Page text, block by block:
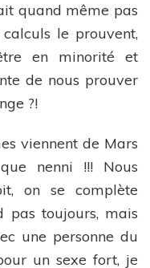
quand même pas
calculs le prouvent,
en minorité et
de nous prouver
?!
viennent de Mars
nenni !!! Nous
on se complète
pas toujours, mais
une personne du
un sexe fort, je